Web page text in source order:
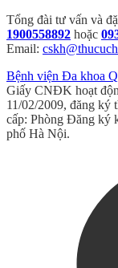
Tổng đài tư vấn và
1900558892 hoặc
Email:
Bệnh viện Đa khoa
Giấy CNĐK hoạt
11/02/2009, đăng ký
cấp: Phòng Đăng ký
phố Hà Nội.